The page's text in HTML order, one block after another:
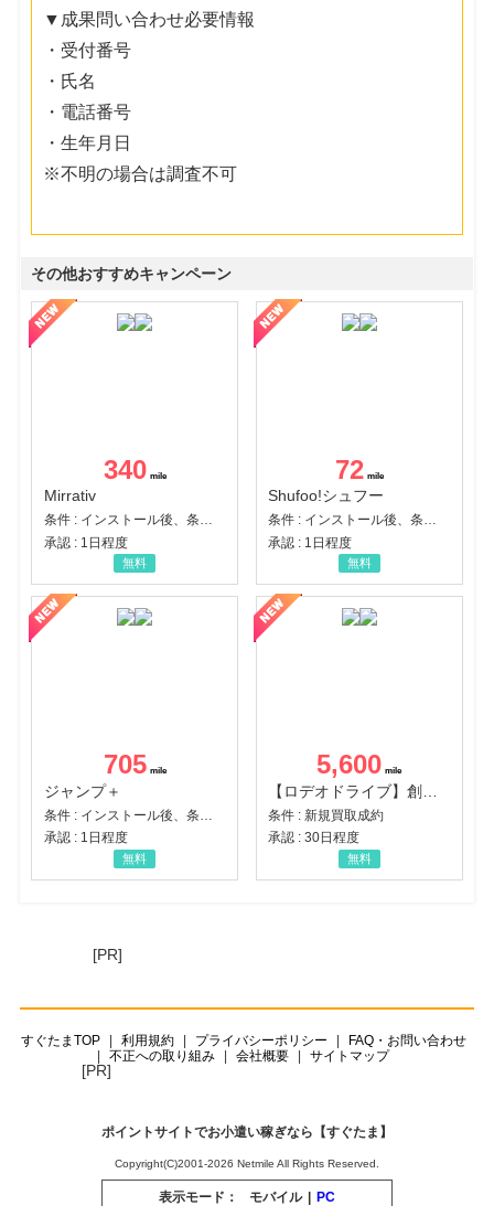
▼成果問い合わせ必要情報
・受付番号
・氏名
・電話番号
・生年月日
※不明の場合は調査不可
その他おすすめキャンペーン
340
Mirrativ
条件 : インストール後、条件達成
承認 : 1日程度
無料
72
Shufoo!シュフー
条件 : インストール後、条件達成
承認 : 1日程度
無料
705
ジャンプ＋
承認 : 1日程度
無料
5,600
条件 : 新規買取成約
承認 : 30日程度
無料
[PR]
すぐたまTOP 利用規約 プライバシーポリシー
FAQ・お問い合わせ
不正への取り組み
会社概要 サイトマップ
[PR]
ポイントサイトでお小遣い稼ぎなら【すぐたま】
Copyright(C)2001-2026 Netmile All Rights Reserved.
表示モード： モバイル | PC